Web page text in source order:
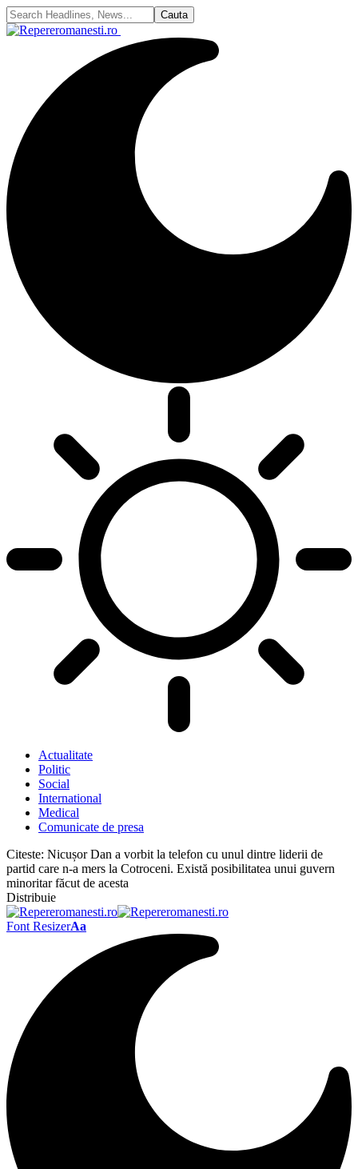
Actualitate
Politic
Social
International
Medical
Comunicate de presa
Citeste: Nicușor Dan a vorbit la telefon cu unul dintre liderii de
partid care n-a mers la Cotroceni. Există posibilitatea unui guvern
minoritar făcut de acesta
Distribuie
Font ResizerAa